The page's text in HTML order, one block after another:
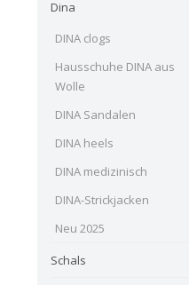
Dina
DINA clogs
Hausschuhe DINA aus
Wolle
DINA Sandalen
DINA heels
DINA medizinisch
DINA-Strickjacken
Neu 2025
Schals